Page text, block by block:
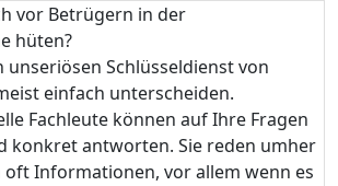
vor Betrügern in der
hüten?
unseriösen Schlüsseldienst von
einfach unterscheiden.
Fachleute können auf Ihre Fragen
konkret antworten. Sie reden umher
oft Informationen, vor allem wenn es